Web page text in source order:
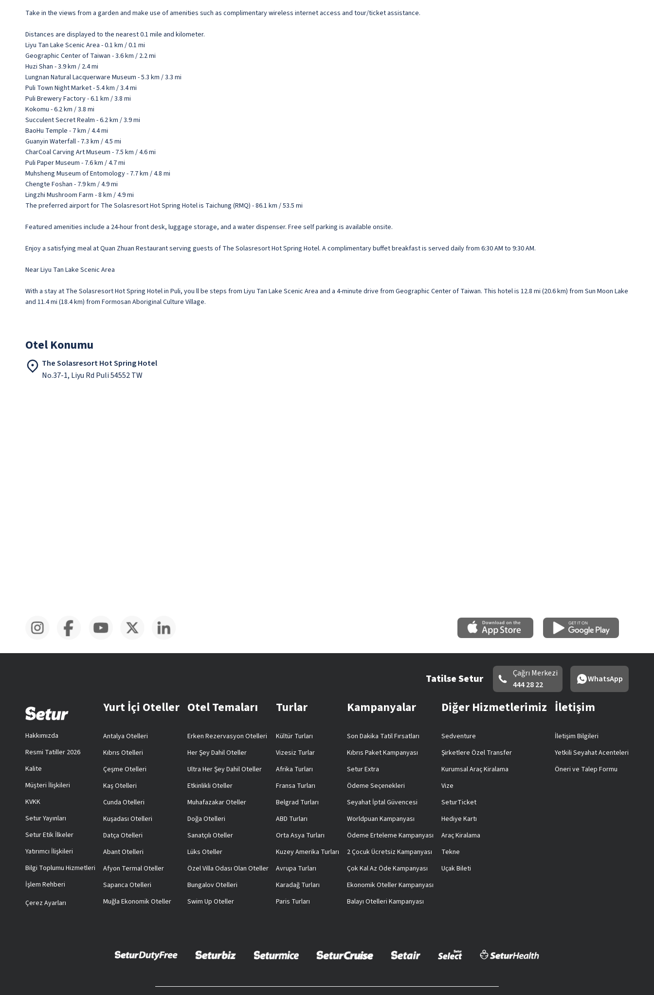
Take in the views from a garden and make use of amenities such as complimentary wireless internet access and tour/ticket assistance.
Distances are displayed to the nearest 0.1 mile and kilometer.
Liyu Tan Lake Scenic Area - 0.1 km / 0.1 mi
Geographic Center of Taiwan - 3.6 km / 2.2 mi
Huzi Shan - 3.9 km / 2.4 mi
Lungnan Natural Lacquerware Museum - 5.3 km / 3.3 mi
Puli Town Night Market - 5.4 km / 3.4 mi
Puli Brewery Factory - 6.1 km / 3.8 mi
Kokomu - 6.2 km / 3.8 mi
Succulent Secret Realm - 6.2 km / 3.9 mi
BaoHu Temple - 7 km / 4.4 mi
Guanyin Waterfall - 7.3 km / 4.5 mi
CharCoal Carving Art Museum - 7.5 km / 4.6 mi
Puli Paper Museum - 7.6 km / 4.7 mi
Muhsheng Museum of Entomology - 7.7 km / 4.8 mi
Chengte Foshan - 7.9 km / 4.9 mi
Lingzhi Mushroom Farm - 8 km / 4.9 mi
The preferred airport for The Solasresort Hot Spring Hotel is Taichung (RMQ) - 86.1 km / 53.5 mi
Featured amenities include a 24-hour front desk, luggage storage, and a water dispenser. Free self parking is available onsite.
Enjoy a satisfying meal at Quan Zhuan Restaurant serving guests of The Solasresort Hot Spring Hotel. A complimentary buffet breakfast is served daily from 6:30 AM to 9:30 AM.
Near Liyu Tan Lake Scenic Area
With a stay at The Solasresort Hot Spring Hotel in Puli, you ll be steps from Liyu Tan Lake Scenic Area and a 4-minute drive from Geographic Center of Taiwan. This hotel is 12.8 mi (20.6 km) from Sun Moon Lake
and 11.4 mi (18.4 km) from Formosan Aboriginal Culture Village.
Otel Konumu
The Solasresort Hot Spring Hotel
No.37-1, Liyu Rd Puli 54552 TW
Tatilse Setur
Çağrı Merkezi
444 28 22
WhatsApp
Hakkımızda
Resmi Tatiller 2026
Kalite
Müşteri İlişkileri
KVKK
Setur Yayınları
Setur Etik İlkeler
Yatırımcı İlişkileri
Bilgi Toplumu Hizmetleri
İşlem Rehberi
Çerez Ayarları
Yurt İçi Oteller
Antalya Otelleri
Kıbrıs Otelleri
Çeşme Otelleri
Kaş Otelleri
Cunda Otelleri
Kuşadası Otelleri
Datça Otelleri
Abant Otelleri
Afyon Termal Oteller
Sapanca Otelleri
Muğla Ekonomik Oteller
Otel Temaları
Erken Rezervasyon Otelleri
Her Şey Dahil Oteller
Ultra Her Şey Dahil Oteller
Etkinlikli Oteller
Muhafazakar Oteller
Doğa Otelleri
Sanatçılı Oteller
Lüks Oteller
Özel Villa Odası Olan Oteller
Bungalov Otelleri
Swim Up Oteller
Turlar
Kültür Turları
Vizesiz Turlar
Afrika Turları
Fransa Turları
Belgrad Turları
ABD Turları
Orta Asya Turları
Kuzey Amerika Turları
Avrupa Turları
Karadağ Turları
Paris Turları
Kampanyalar
Son Dakika Tatil Fırsatları
Kıbrıs Paket Kampanyası
Setur Extra
Ödeme Seçenekleri
Seyahat İptal Güvencesi
Worldpuan Kampanyası
Ödeme Erteleme Kampanyası
2 Çocuk Ücretsiz Kampanyası
Çok Kal Az Öde Kampanyası
Ekonomik Oteller Kampanyası
Balayı Otelleri Kampanyası
Diğer Hizmetlerimiz
Sedventure
Şirketlere Özel Transfer
Kurumsal Araç Kiralama
Vize
SeturTicket
Hediye Kartı
Araç Kiralama
Tekne
Uçak Bileti
İletişim
İletişim Bilgileri
Yetkili Seyahat Acenteleri
Öneri ve Talep Formu